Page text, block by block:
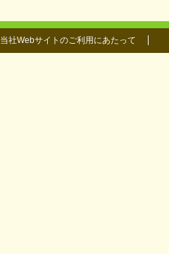
当社Webサイトのご利用にあたって